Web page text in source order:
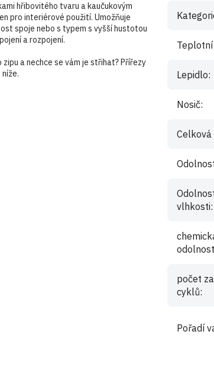
hřibovitého tvaru a kaučukovým
pro interiérové použití. Umožňuje
spoje nebo s typem s vyšší hustotou
a rozpojení.
a nechce se vám je střihat? Přířezy
Lepidlo:
Nosič:
vlhkosti:
odolnost
počet
cyklů:
Pořadí